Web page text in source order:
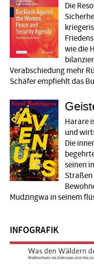
Die
wie die
Verabschiedung mehr
Schäfer empfiehlt das
Harare
und
Die
seinen
Mudzingwa in seinem
INFOGRAFIK